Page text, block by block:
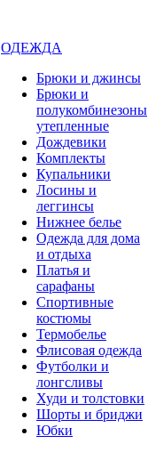
ОДЕЖДА
Брюки и джинсы
Брюки и
полукомбинезоны
утепленные
Дождевики
Комплекты
Купальники
Лосины и
леггинсы
Нижнее белье
Одежда для дома
и отдыха
Платья и
сарафаны
Спортивные
костюмы
Термобелье
Флисовая одежда
Футболки и
лонгсливы
Худи и толстовки
Шорты и бриджи
Юбки